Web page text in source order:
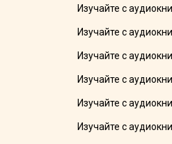
Изучайте с
Изучайте с
Изучайте с
Изучайте с
Изучайте с
Изучайте с